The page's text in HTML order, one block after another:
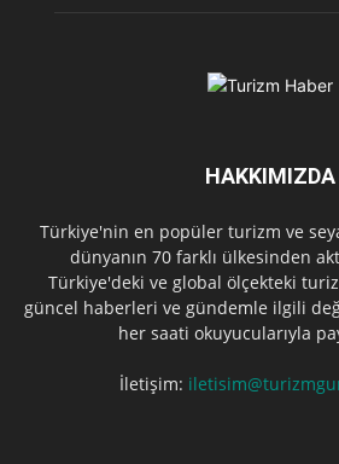
HAKKIMIZDA
Türkiye'nin en popüler turizm ve
dünyanın 70 farklı ülkesinden
Türkiye'deki ve global ölçekteki
güncel haberleri ve gündemle ilgili
her saati okuyucularıyla
İletişim: